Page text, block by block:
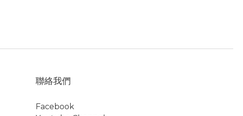
聯絡我們
Facebook